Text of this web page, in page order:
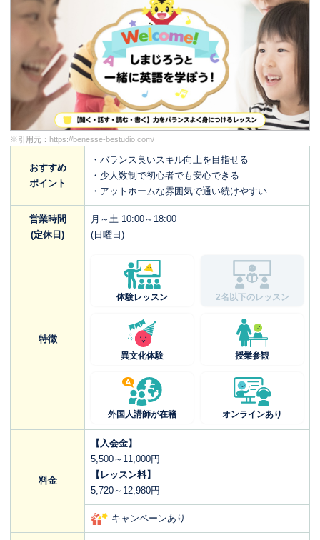
※引用元： https://benesse-bestudio.com/
おすすめ
ポイント
・バランス良いスキル向上を目指せる
・少人数制で初心者でも安心できる
・アットホームな雰囲気で通い続けやすい
営業時間
(定休日)
月～土 10:00～18:00
(日曜日)
特徴
体験レッスン 2名以下のレッスン
異文化体験 授業参観
外国人講師が在籍 オンラインあり
料金
【入会金】
5,500～11,000円
【レッスン料】
5,720～12,980円
キャンペーンあり